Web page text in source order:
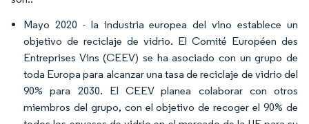
Mayo 2020 - la industria europea del vino establece un
objetivo de reciclaje de vidrio. El Comité Européen des
Entreprises Vins (CEEV) se ha asociado con un grupo de
toda Europa para alcanzar una tasa de reciclaje de vidrio del
90% para 2030. El CEEV planea colaborar con otros
miembros del grupo, con el objetivo de recoger el 90% de